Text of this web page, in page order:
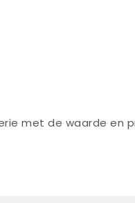
met de waarde en